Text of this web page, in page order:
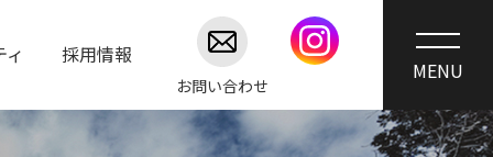
採用情報
お問い合わせ